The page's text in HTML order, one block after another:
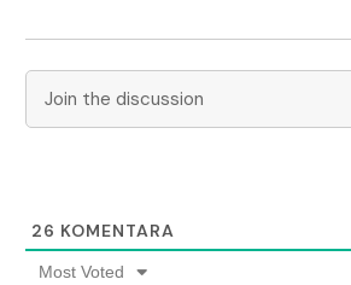
26 KOMENTARA
Most Voted